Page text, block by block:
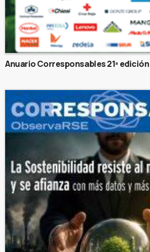
Anuario Corresponsables 21ª